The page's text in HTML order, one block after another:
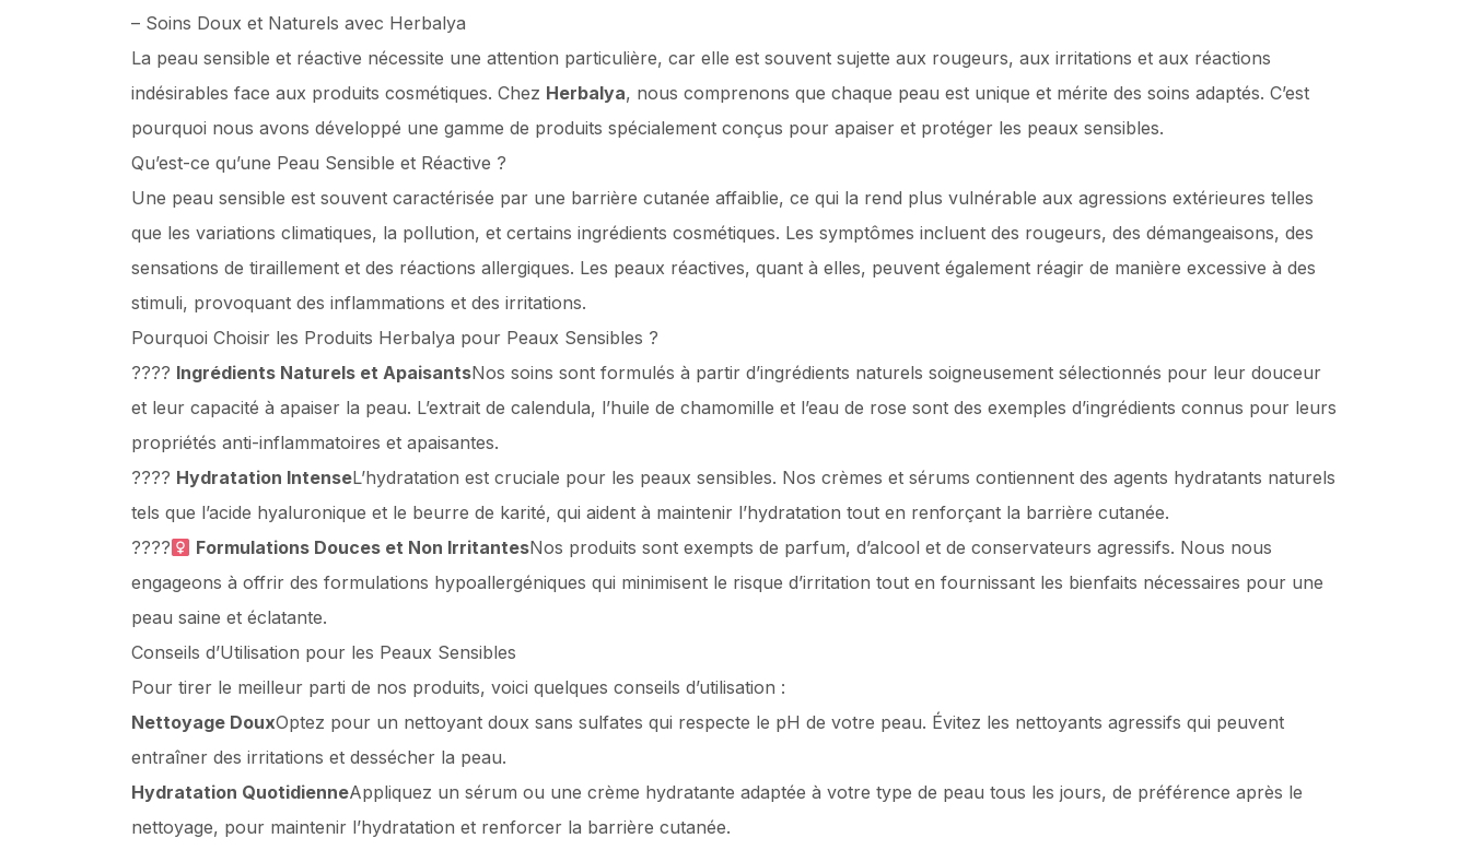
– Soins Doux et Naturels avec Herbalya
La peau sensible et réactive nécessite une attention particulière, car elle est souvent sujette aux rougeurs, aux irritations et aux réactions
indésirables face aux produits cosmétiques. Chez Herbalya, nous comprenons que chaque peau est unique et mérite des soins adaptés. C’est
pourquoi nous avons développé une gamme de produits spécialement conçus pour apaiser et protéger les peaux sensibles.
Qu’est-ce qu’une Peau Sensible et Réactive ?
Une peau sensible est souvent caractérisée par une barrière cutanée affaiblie, ce qui la rend plus vulnérable aux agressions extérieures telles
que les variations climatiques, la pollution, et certains ingrédients cosmétiques. Les symptômes incluent des rougeurs, des démangeaisons, des
sensations de tiraillement et des réactions allergiques. Les peaux réactives, quant à elles, peuvent également réagir de manière excessive à des
stimuli, provoquant des inflammations et des irritations.
Pourquoi Choisir les Produits Herbalya pour Peaux Sensibles ?
???? Ingrédients Naturels et ApaisantsNos soins sont formulés à partir d’ingrédients naturels soigneusement sélectionnés pour leur douceur
et leur capacité à apaiser la peau. L’extrait de calendula, l’huile de chamomille et l’eau de rose sont des exemples d’ingrédients connus pour leurs
propriétés anti-inflammatoires et apaisantes.
???? Hydratation IntenseL’hydratation est cruciale pour les peaux sensibles. Nos crèmes et sérums contiennent des agents hydratants naturels
tels que l’acide hyaluronique et le beurre de karité, qui aident à maintenir l’hydratation tout en renforçant la barrière cutanée.
????‍
Formulations Douces et Non IrritantesNos produits sont exempts de parfum, d’alcool et de conservateurs agressifs. Nous nous
engageons à offrir des formulations hypoallergéniques qui minimisent le risque d’irritation tout en fournissant les bienfaits nécessaires pour une
peau saine et éclatante.
Conseils d’Utilisation pour les Peaux Sensibles
Pour tirer le meilleur parti de nos produits, voici quelques conseils d’utilisation :
Nettoyage DouxOptez pour un nettoyant doux sans sulfates qui respecte le pH de votre peau. Évitez les nettoyants agressifs qui peuvent
entraîner des irritations et dessécher la peau.
Hydratation QuotidienneAppliquez un sérum ou une crème hydratante adaptée à votre type de peau tous les jours, de préférence après le
nettoyage, pour maintenir l’hydratation et renforcer la barrière cutanée.